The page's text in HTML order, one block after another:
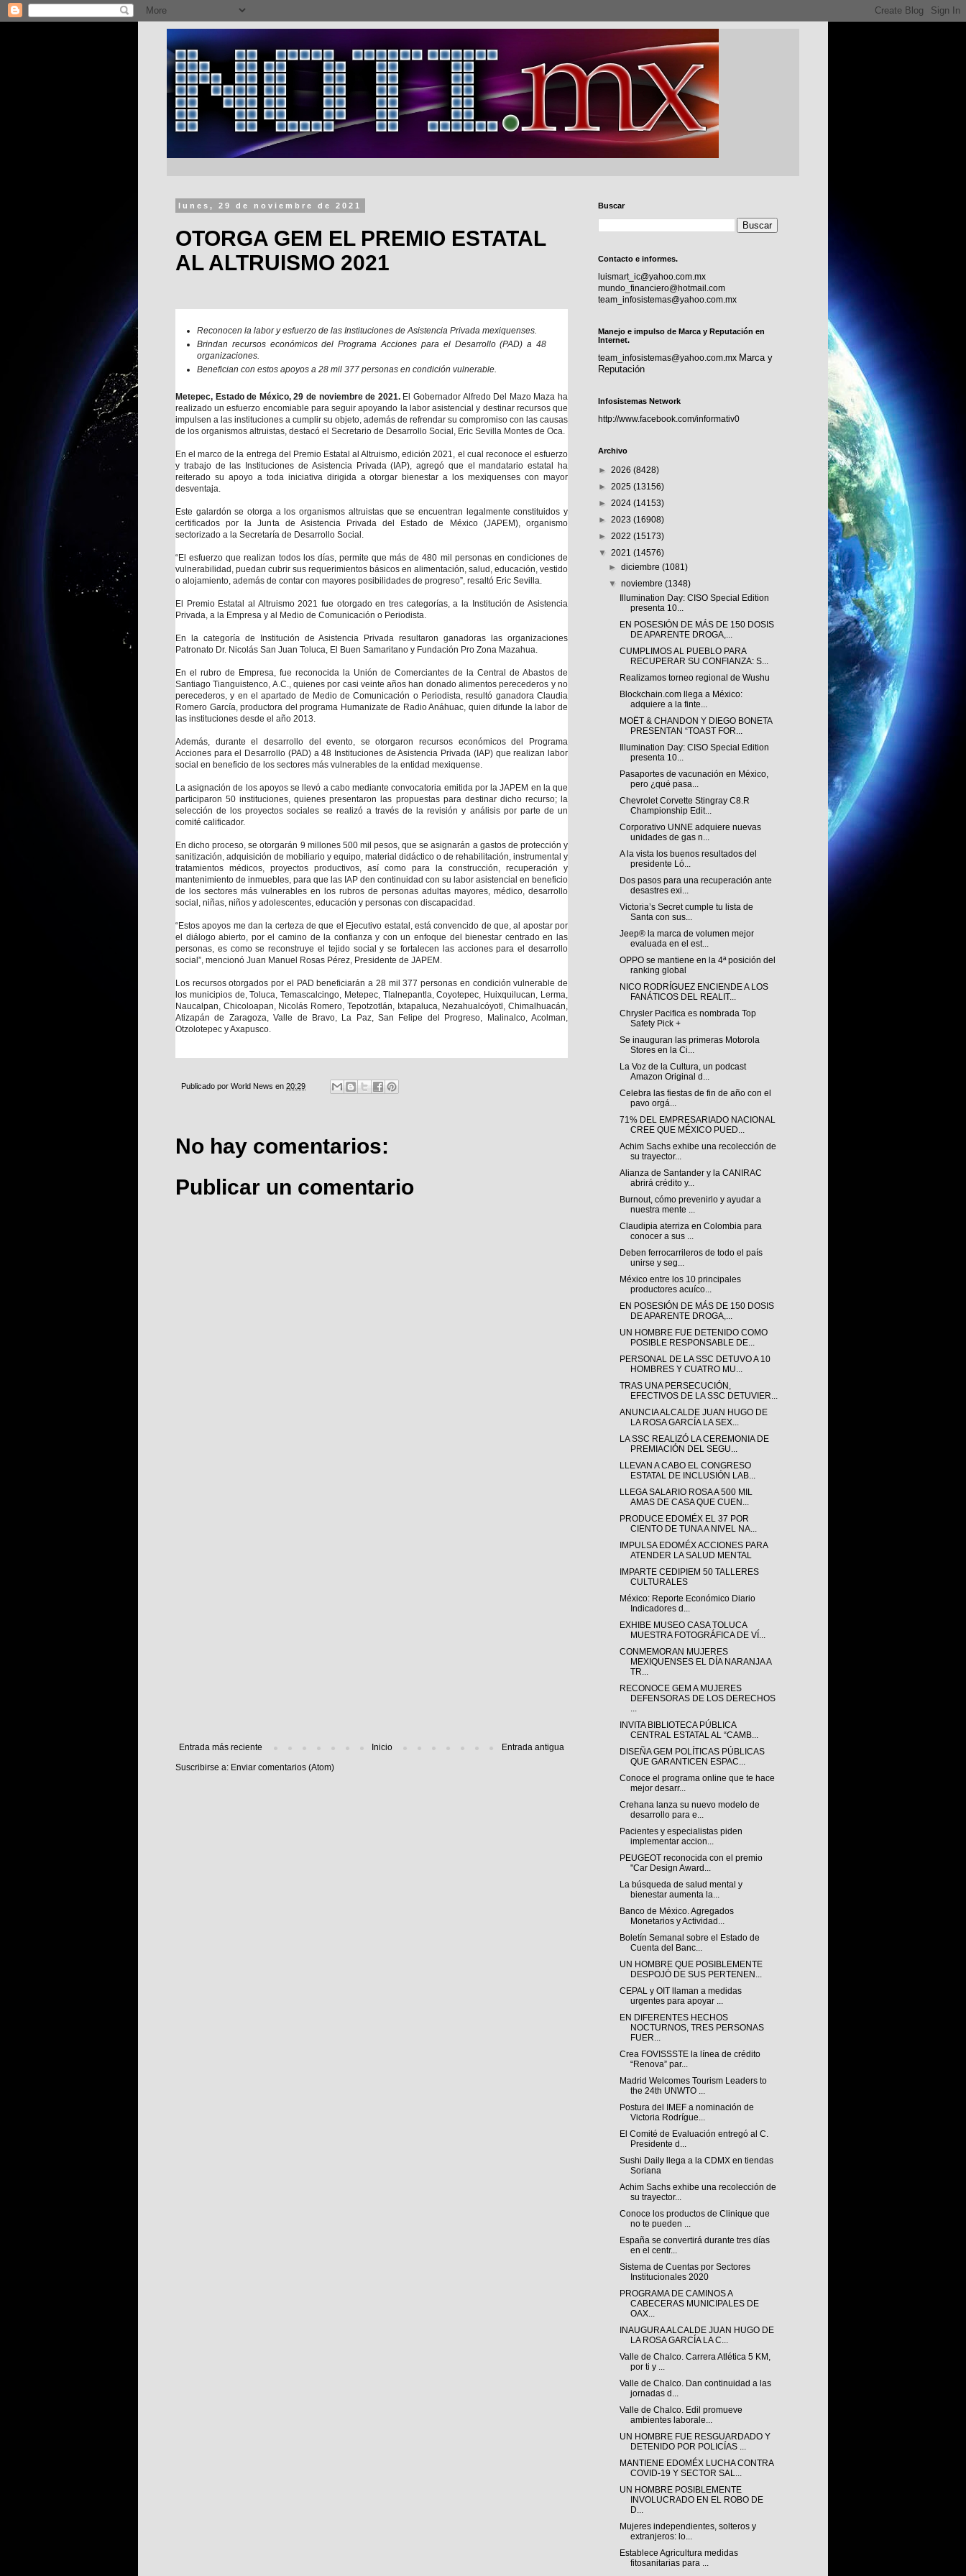
lunes, 29 de noviembre de 2021
OTORGA GEM EL PREMIO ESTATAL
AL ALTRUISMO 2021
Reconocen la labor y esfuerzo de las Instituciones de Asistencia Privada mexiquenses.
Brindan recursos económicos del Programa Acciones para el Desarrollo (PAD) a 48
organizaciones.
Benefician con estos apoyos a 28 mil 377 personas en condición vulnerable.
Metepec, Estado de México, 29 de noviembre de 2021.El Gobernador Alfredo Del Mazo Maza ha
realizado un esfuerzo encomiable para seguir apoyando la labor asistencial y destinar recursos que
impulsen a las instituciones a cumplir su objeto, además de refrendar su compromiso con las causas
de los organismos altruistas, destacó el Secretario de Desarrollo Social, Eric Sevilla Montes de Oca.
En el marco de la entrega del Premio Estatal al Altruismo, edición 2021, el cual reconoce el esfuerzo
y trabajo de las Instituciones de Asistencia Privada (IAP), agregó que el mandatario estatal ha
reiterado su apoyo a toda iniciativa dirigida a otorgar bienestar a los mexiquenses con mayor
desventaja.
Este galardón se otorga a los organismos altruistas que se encuentran legalmente constituidos y
certificados por la Junta de Asistencia Privada del Estado de México (JAPEM), organismo
sectorizado a la Secretaría de Desarrollo Social.
“El esfuerzo que realizan todos los días, permite que más de 480 mil personas en condiciones de
vulnerabilidad, puedan cubrir sus requerimientos básicos en alimentación, salud, educación, vestido
o alojamiento, además de contar con mayores posibilidades de progreso”, resaltó Eric Sevilla.
El Premio Estatal al Altruismo 2021 fue otorgado en tres categorías, a la Institución de Asistencia
Privada, a la Empresa y al Medio de Comunicación o Periodista.
En la categoría de Institución de Asistencia Privada resultaron ganadoras las organizaciones
Patronato Dr. Nicolás San Juan Toluca, El Buen Samaritano y Fundación Pro Zona Mazahua.
En el rubro de Empresa, fue reconocida la Unión de Comerciantes de la Central de Abastos de
Santiago Tianguistenco, A.C., quienes por casi veinte años han donado alimentos perecederos y no
perecederos, y en el apartado de Medio de Comunicación o Periodista, resultó ganadora Claudia
Romero García, productora del programa Humanizate de Radio Anáhuac, quien difunde la labor de
las instituciones desde el año 2013.
Además, durante el desarrollo del evento, se otorgaron recursos económicos del Programa
Acciones para el Desarrollo (PAD) a 48 Instituciones de Asistencia Privada (IAP) que realizan labor
social en beneficio de los sectores más vulnerables de la entidad mexiquense.
La asignación de los apoyos se llevó a cabo mediante convocatoria emitida por la JAPEM en la que
participaron 50 instituciones, quienes presentaron las propuestas para destinar dicho recurso; la
selección de los proyectos sociales se realizó a través de la revisión y análisis por parte de un
comité calificador.
En dicho proceso, se otorgarán 9 millones 500 mil pesos, que se asignarán a gastos de protección y
sanitización, adquisición de mobiliario y equipo, material didáctico o de rehabilitación, instrumental y
tratamientos médicos, proyectos productivos, así como para la construcción, recuperación y
mantenimiento de inmuebles, para que las IAP den continuidad con su labor asistencial en beneficio
de los sectores más vulnerables en los rubros de personas adultas mayores, médico, desarrollo
social, niñas, niños y adolescentes, educación y personas con discapacidad.
“Estos apoyos me dan la certeza de que el Ejecutivo estatal, está convencido de que, al apostar por
el diálogo abierto, por el camino de la confianza y con un enfoque del bienestar centrado en las
personas, es como se reconstruye el tejido social y se fortalecen las acciones para el desarrollo
social”, mencionó Juan Manuel Rosas Pérez, Presidente de JAPEM.
Los recursos otorgados por el PAD beneficiarán a 28 mil 377 personas en condición vulnerable de
los municipios de, Toluca, Temascalcingo, Metepec, Tlalnepantla, Coyotepec, Huixquilucan, Lerma,
Naucalpan, Chicoloapan, Nicolás Romero, Tepotzotlán, Ixtapaluca, Nezahualcóyotl, Chimalhuacán,
Atizapán de Zaragoza, Valle de Bravo, La Paz, San Felipe del Progreso, Malinalco, Acolman,
Otzolotepec y Axapusco.
Publicado por World News en 20:29
No hay comentarios:
Publicar un comentario
Entrada más reciente Entrada antigua
Inicio
Suscribirse a: Enviar comentarios (Atom)
Buscar
Contacto e informes.
luismart_ic@yahoo.com.mx
mundo_financiero@hotmail.com
team_infosistemas@yahoo.com.mx
Manejo e impulso de Marca y Reputación en
Internet.
team_infosistemas@yahoo.com.mx Marca y
Reputación
Infosistemas Network
http://www.facebook.com/informativ0
Archivo
► 2026 (8428)
► 2025 (13156)
► 2024 (14153)
► 2023 (16908)
► 2022 (15173)
▼ 2021 (14576)
►diciembre(1081)
▼noviembre(1348)
Illumination Day: CISO Special Edition
presenta 10...
EN POSESIÓN DE MÁS DE 150 DOSIS
DE APARENTE DROGA,...
CUMPLIMOS AL PUEBLO PARA
RECUPERAR SU CONFIANZA: S...
Realizamos torneo regional de Wushu
Blockchain.com llega a México:
adquiere a la finte...
MOËT & CHANDON Y DIEGO BONETA
PRESENTAN “TOAST FOR...
Illumination Day: CISO Special Edition
presenta 10...
Pasaportes de vacunación en México,
pero ¿qué pasa...
Chevrolet Corvette Stingray C8.R
Championship Edit...
Corporativo UNNE adquiere nuevas
unidades de gas n...
A la vista los buenos resultados del
presidente Ló...
Dos pasos para una recuperación ante
desastres exi...
Victoria’s Secret cumple tu lista de
Santa con sus...
Jeep® la marca de volumen mejor
evaluada en el est...
OPPO se mantiene en la 4ª posición del
ranking global
NICO RODRÍGUEZ ENCIENDE A LOS
FANÁTICOS DEL REALIT...
Chrysler Pacifica es nombrada Top
Safety Pick +
Se inauguran las primeras Motorola
Stores en la Ci...
La Voz de la Cultura, un podcast
Amazon Original d...
Celebra las fiestas de fin de año con el
pavo orgá...
71% DEL EMPRESARIADO NACIONAL
CREE QUE MÉXICO PUED...
Achim Sachs exhibe una recolección de
su trayector...
Alianza de Santander y la CANIRAC
abrirá crédito y...
Burnout, cómo prevenirlo y ayudar a
nuestra mente ...
Claudipia aterriza en Colombia para
conocer a sus ...
Deben ferrocarrileros de todo el país
unirse y seg...
México entre los 10 principales
productores acuíco...
EN POSESIÓN DE MÁS DE 150 DOSIS
DE APARENTE DROGA,...
UN HOMBRE FUE DETENIDO COMO
POSIBLE RESPONSABLE DE...
PERSONAL DE LA SSC DETUVO A 10
HOMBRES Y CUATRO MU...
TRAS UNA PERSECUCIÓN,
EFECTIVOS DE LA SSC DETUVIER...
ANUNCIA ALCALDE JUAN HUGO DE
LA ROSA GARCÍA LA SEX...
LA SSC REALIZÓ LA CEREMONIA DE
PREMIACIÓN DEL SEGU...
LLEVAN A CABO EL CONGRESO
ESTATAL DE INCLUSIÓN LAB...
LLEGA SALARIO ROSA A 500 MIL
AMAS DE CASA QUE CUEN...
PRODUCE EDOMÉX EL 37 POR
CIENTO DE TUNA A NIVEL NA...
IMPULSA EDOMÉX ACCIONES PARA
ATENDER LA SALUD MENTAL
IMPARTE CEDIPIEM 50 TALLERES
CULTURALES
México: Reporte Económico Diario
Indicadores d...
EXHIBE MUSEO CASA TOLUCA
MUESTRA FOTOGRÁFICA DE VÍ...
CONMEMORAN MUJERES
MEXIQUENSES EL DÍA NARANJA A
TR...
RECONOCE GEM A MUJERES
DEFENSORAS DE LOS DERECHOS
...
INVITA BIBLIOTECA PÚBLICA
CENTRAL ESTATAL AL “CAMB...
DISEÑA GEM POLÍTICAS PÚBLICAS
QUE GARANTICEN ESPAC...
Conoce el programa online que te hace
mejor desarr...
Crehana lanza su nuevo modelo de
desarrollo para e...
Pacientes y especialistas piden
implementar accion...
PEUGEOT reconocida con el premio
"Car Design Award...
La búsqueda de salud mental y
bienestar aumenta la...
Banco de México. Agregados
Monetarios y Actividad...
Boletín Semanal sobre el Estado de
Cuenta del Banc...
UN HOMBRE QUE POSIBLEMENTE
DESPOJÓ DE SUS PERTENEN...
CEPAL y OIT llaman a medidas
urgentes para apoyar ...
EN DIFERENTES HECHOS
NOCTURNOS, TRES PERSONAS
FUER...
Crea FOVISSSTE la línea de crédito
“Renova” par...
Madrid Welcomes Tourism Leaders to
the 24th UNWTO ...
Postura del IMEF a nominación de
Victoria Rodrígue...
El Comité de Evaluación entregó al C.
Presidente d...
Sushi Daily llega a la CDMX en tiendas
Soriana
Achim Sachs exhibe una recolección de
su trayector...
Conoce los productos de Clinique que
no te pueden ...
España se convertirá durante tres días
en el centr...
Sistema de Cuentas por Sectores
Institucionales 2020
PROGRAMA DE CAMINOS A
CABECERAS MUNICIPALES DE
OAX...
INAUGURA ALCALDE JUAN HUGO DE
LA ROSA GARCÍA LA C...
Valle de Chalco. Carrera Atlética 5 KM,
por ti y ...
Valle de Chalco. Dan continuidad a las
jornadas d...
Valle de Chalco. Edil promueve
ambientes laborale...
UN HOMBRE FUE RESGUARDADO Y
DETENIDO POR POLICÍAS ...
MANTIENE EDOMÉX LUCHA CONTRA
COVID-19 Y SECTOR SAL...
UN HOMBRE POSIBLEMENTE
INVOLUCRADO EN EL ROBO DE
D...
Mujeres independientes, solteros y
extranjeros: lo...
Establece Agricultura medidas
fitosanitarias para ...